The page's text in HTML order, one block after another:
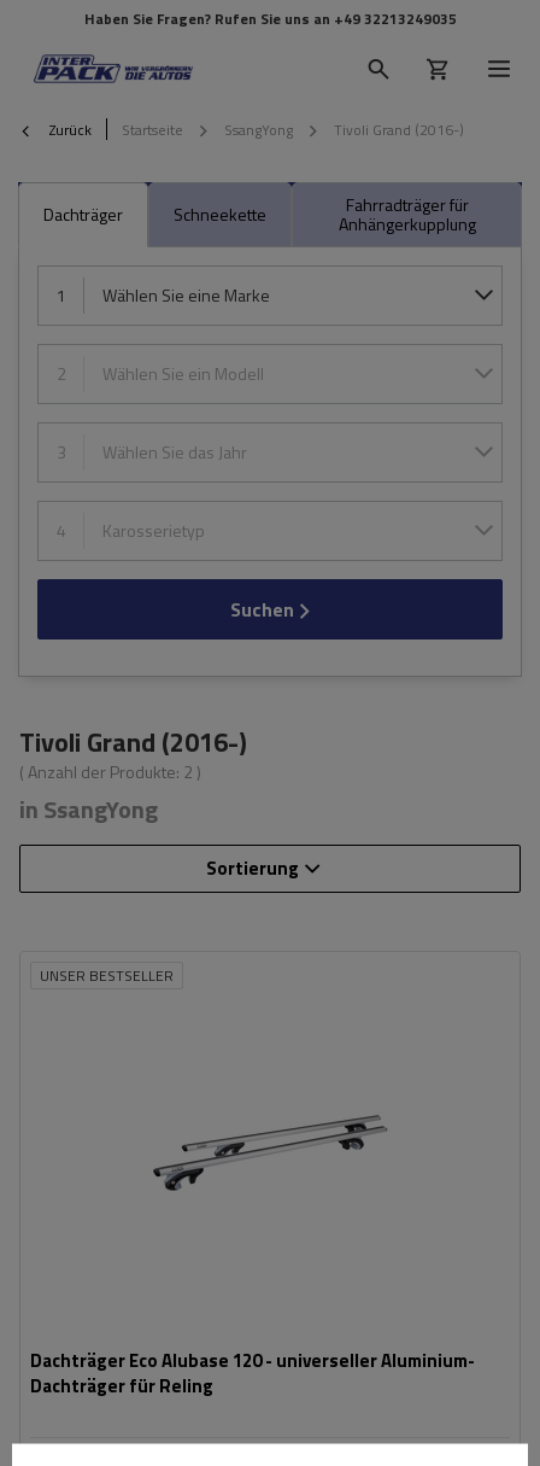
Haben Sie Fragen? Rufen Sie uns an +49 32213249035
Zurück Startseite SsangYong Tivoli Grand (2016-)
Dachträger Schneekette Fahrradträger für
Anhängerkupplung
1 Wählen Sie eine Marke
2 Wählen Sie ein Modell
3 Wählen Sie das Jahr
4 Karosserietyp
Suchen
Tivoli Grand (2016-)
( Anzahl der Produkte: 2 )
in SsangYong
Sortierung
UNSER BESTSELLER
Dachträger Eco Alubase 120 - universeller Aluminium-
Dachträger für Reling